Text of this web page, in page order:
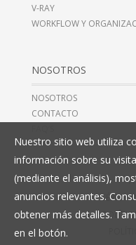
V-RAY
WORKFLOW Y
NOSOTROS
NOSOTROS
CONTACTO
Nuestro sitio web utiliza
información sobre su
(mediante el análisis),
anuncios relevantes.
obtener más detalles.
en el botón.